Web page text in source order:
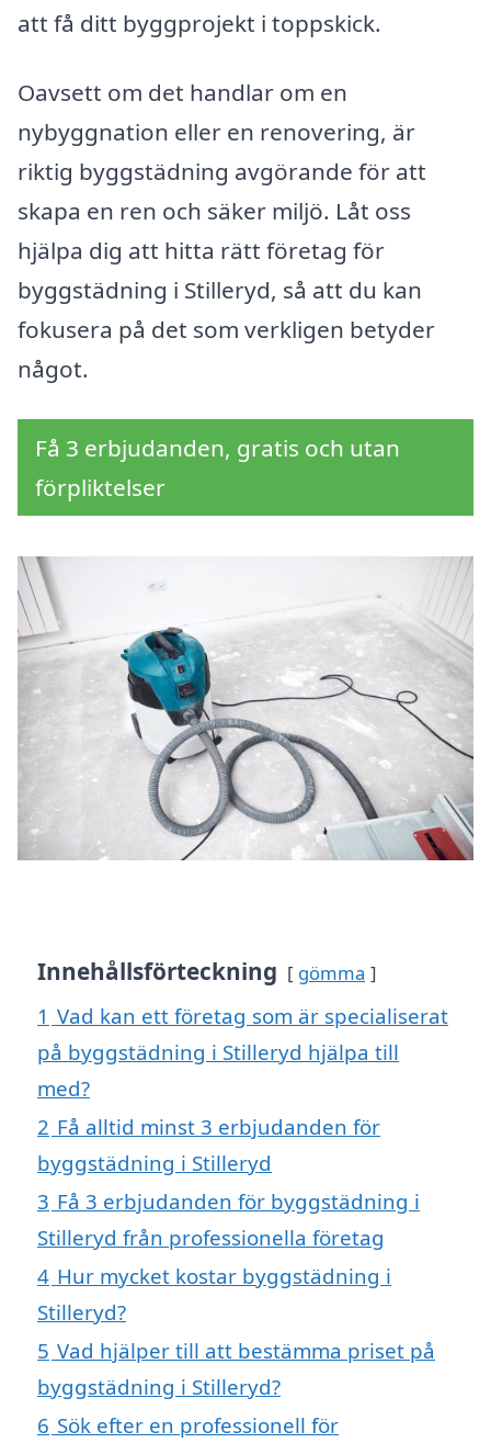
att få ditt byggprojekt i toppskick.
Oavsett om det handlar om en
nybyggnation eller en renovering, är
riktig byggstädning avgörande för att
skapa en ren och säker miljö. Låt oss
hjälpa dig att hitta rätt företag för
byggstädning i Stilleryd, så att du kan
fokusera på det som verkligen betyder
något.
Få 3 erbjudanden, gratis och utan
förpliktelser
Innehållsförteckning gömma
1 Vad kan ett företag som är specialiserat
på byggstädning i Stilleryd hjälpa till
med?
2 Få alltid minst 3 erbjudanden för
byggstädning i Stilleryd
3 Få 3 erbjudanden för byggstädning i
Stilleryd från professionella företag
4 Hur mycket kostar byggstädning i
Stilleryd?
5 Vad hjälper till att bestämma priset på
byggstädning i Stilleryd?
6 Sök efter en professionell för